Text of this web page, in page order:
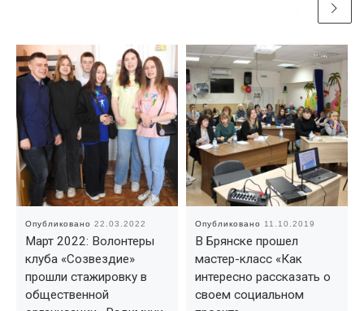
Опубликовано 22.03.2022
Март 2022: Волонтеры
клуба «Созвездие»
прошли стажировку в
общественной
Опубликовано 11.10.2019
В Брянске прошел
мастер-класс «Как
интересно рассказать о
своем социальном